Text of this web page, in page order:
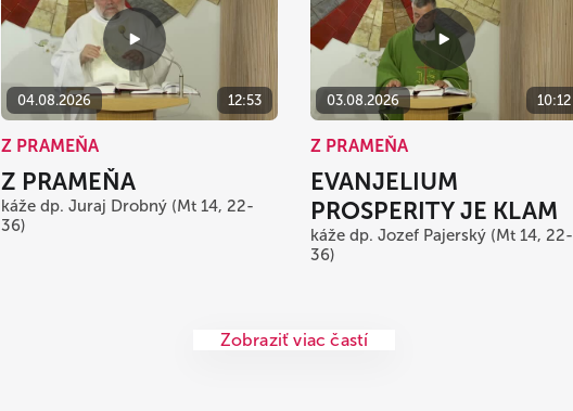
04.08.2026 12:53
Z PRAMEŇA
Z PRAMEŇA
káže dp. Juraj Drobný (Mt 14, 22-
36)
03.08.2026 10:12
Z PRAMEŇA
EVANJELIUM
PROSPERITY JE KLAM
káže dp. Jozef Pajerský (Mt 14, 22-
36)
Zobraziť viac častí